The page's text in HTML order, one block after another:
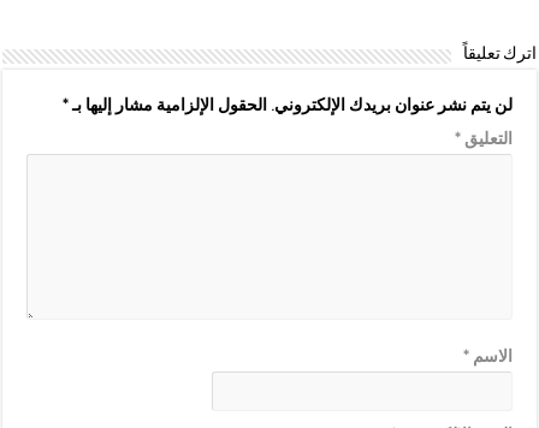
اترك تعليقاً
لن يتم نشر عنوان بريدك الإلكتروني. الحقول الإلزامية مشار إليها بـ*
التعليق*
الاسم*